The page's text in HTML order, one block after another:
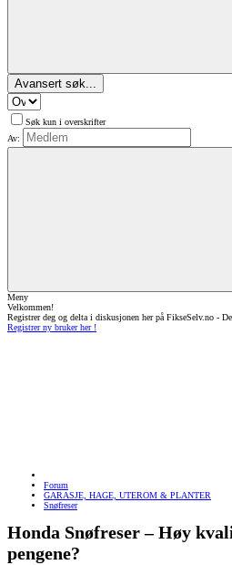
Avansert søk...
Søk kun i overskrifter
Av:
Meny
Velkommen!
Registrer deg og delta i diskusjonen her på FikseSelv.no -
Registrer ny bruker her !
Forum
GARASJE, HAGE, UTEROM & PLANTER
Snøfreser
Honda Snøfreser – Høy
pengene?